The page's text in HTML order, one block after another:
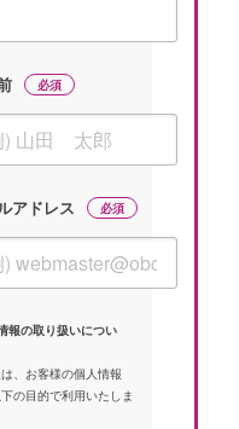
アドレス
報の取り扱いについ
、お客様の個人情報
の目的で利用いたしま